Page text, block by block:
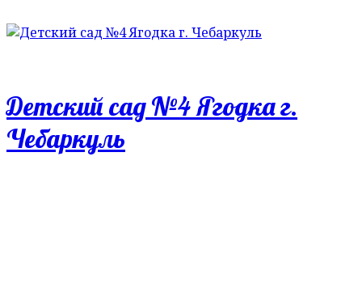
Детский сад №4 Ягодка г.
Чебаркуль